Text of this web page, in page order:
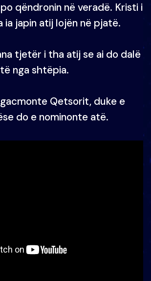
qëndronin në veradë. Kristi i
ia japin atij lojën në pjatë.
tjetër i tha atij se ai do dalë
nga shtëpia.
Qetsorit, duke e
do e nominonte atë.